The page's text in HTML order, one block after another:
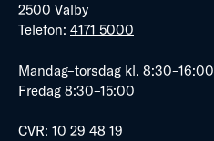
2500 Valby
Telefon: 4171 5000
Mandag–torsdag kl. 8:30–16:00
Fredag 8:30–15:00
CVR: 10 29 48 19